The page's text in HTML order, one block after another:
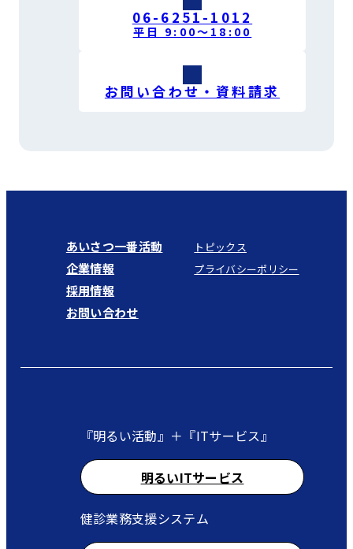
06-6251-1012
平日 9:00〜18:00
お問い合わせ・資料請求
あいさつ一番活動
企業情報
採用情報
お問い合わせ
トピックス
プライバシーポリシー
『明るい活動』＋『ITサービス』
明るいITサービス
健診業務支援システム